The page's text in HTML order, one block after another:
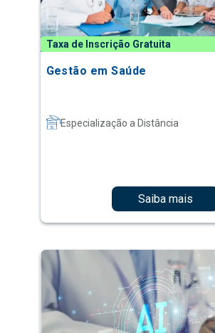
Taxa de Inscrição Gratuita
Gestão em Saúde
Especialização a Distância
Saiba mais